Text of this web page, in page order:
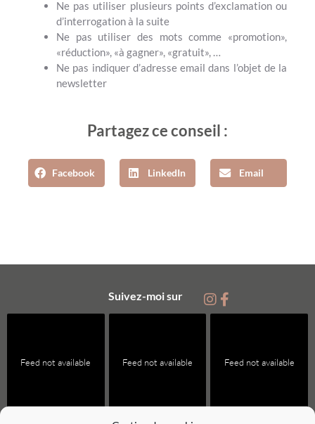
Ne pas utiliser plusieurs points d’exclamation ou
d’interrogation à la suite
Ne pas utiliser des mots comme «promotion»,
«réduction», «à gagner», «gratuit», …
Ne pas indiquer d’adresse email dans l’objet de la
newsletter
Partagez ce conseil :
Facebook LinkedIn Email
Suivez-moi sur
Feed not available Feed not available Feed not available